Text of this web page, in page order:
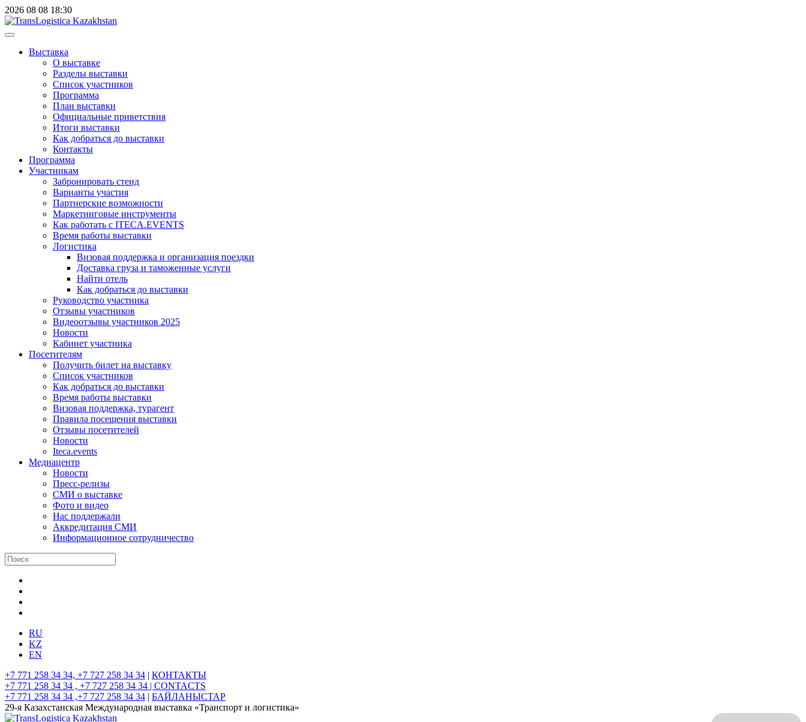
2026 08 08 18:30
Выставка
О выставке
Разделы выставки
Список участников
Программа
План выставки
Официальные приветствия
Итоги выставки
Как добраться до выставки
Контакты
Программа
Участникам
Забронировать стенд
Варианты участия
Партнерские возможности
Маркетинговые инструменты
Как работать с ITECA.EVENTS
Время работы выставки
Логистика
Визовая поддержка и организация поездки
Доставка груза и таможенные услуги
Найти отель
Как добраться до выставки
Руководство участника
Отзывы участников
Видеоотзывы участников 2025
Новости
Кабинет участника
Посетителям
Получить билет на выставку
Список участников
Как добраться до выставки
Время работы выставки
Визовая поддержка, турагент
Правила посещения выставки
Отзывы посетителей
Новости
Iteca.events
Медиацентр
Новости
Пресс-релизы
СМИ о выставке
Фото и видео
Нас поддержали
Аккредитация СМИ
Информационное сотрудничество
RU
KZ
EN
+7 771 258 34 34, +7 727 258 34 34 | КОНТАКТЫ
+7 771 258 34 34 , +7 727 258 34 34 | CONTACTS
+7 771 258 34 34 ,+7 727 258 34 34 | БАЙЛАНЫСТАР
29-я Казахстанская Международная выставка «Транспорт и логистика»